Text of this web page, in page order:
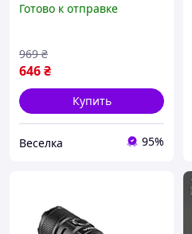
режимов SOS стробоскоп
Готово к отправке
646₴
969 ₴
Купить
Веселка 95%